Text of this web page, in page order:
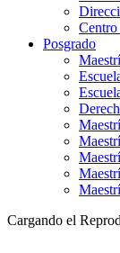
Centro
Posgrado
Cargando el